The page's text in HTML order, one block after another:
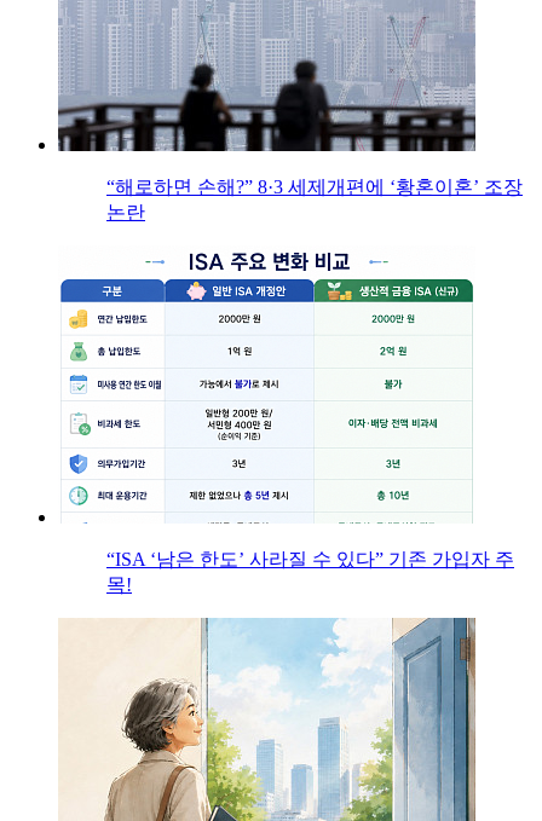
“해로하면 손해?” 8·3 세제개편에 ‘황혼이혼’ 조장
논란
“ISA ‘남은 한도’ 사라질 수 있다” 기존 가입자 주
목!